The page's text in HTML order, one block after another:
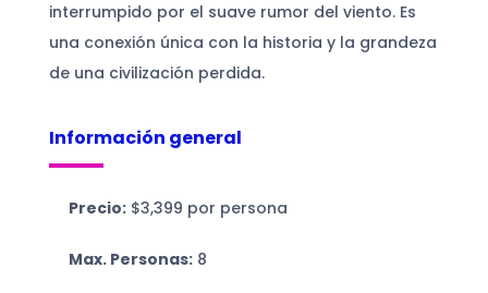
interrumpido por el suave rumor del viento. Es
una conexión única con la historia y la grandeza
de una civilización perdida.
Información general
Precio:$3,399 por persona
Max. Personas:8